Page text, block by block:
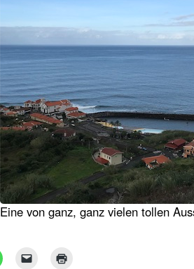
Eine von ganz, ganz vielen tollen